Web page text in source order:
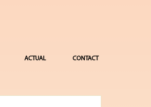
ACTUAL CONTACT